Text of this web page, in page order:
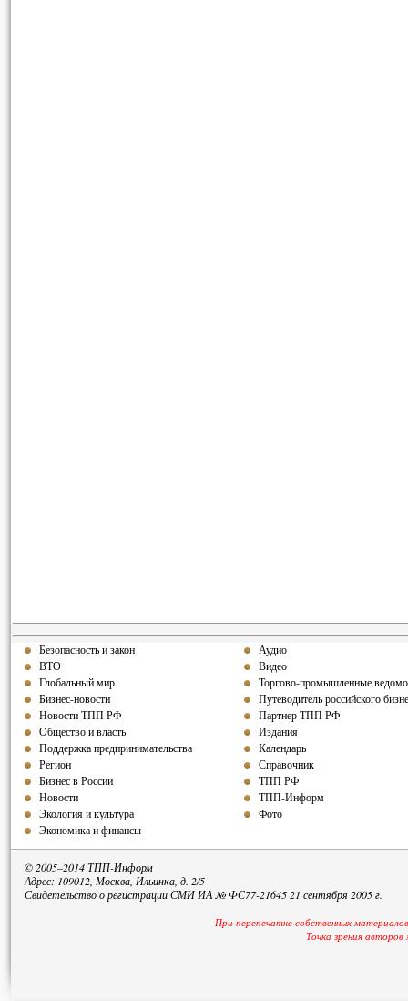
Безопасность и закон
ВТО
Глобальный мир
Бизнес-новости
Новости ТПП РФ
Общество и власть
Поддержка предпринимательства
Регион
Бизнес в России
Новости
Экология и культура
Экономика и финансы
Аудио
Видео
Торгово-промышленные
Путеводитель российского
Партнер ТПП РФ
Издания
Календарь
Справочник
ТПП РФ
ТПП-Информ
Фото
© 2005–2014 ТПП-Информ
Адрес: 109012, Москва, Ильинка, д. 2/5
Свидетельство о регистрации СМИ ИА № ФС77-21645 21 сентября 2005 г.
При перепечатке собственных
Точка зрения